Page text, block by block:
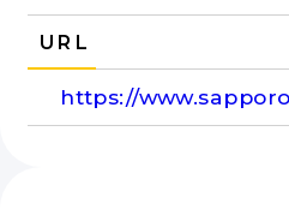
URL
https://